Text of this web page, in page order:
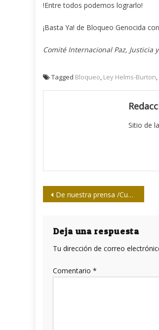
!Entre todos podemos lograrlo!
¡Basta Ya! de Bloqueo Genocida
Comité Internacional Paz, Justicia
Tagged Bloqueo, Ley Helms-Burton,
Sitio de
Navegación
entradas
De nuestra prensa /Cuando los medios son los milicos
Deja una respuesta
Tu dirección de correo
Comentario *